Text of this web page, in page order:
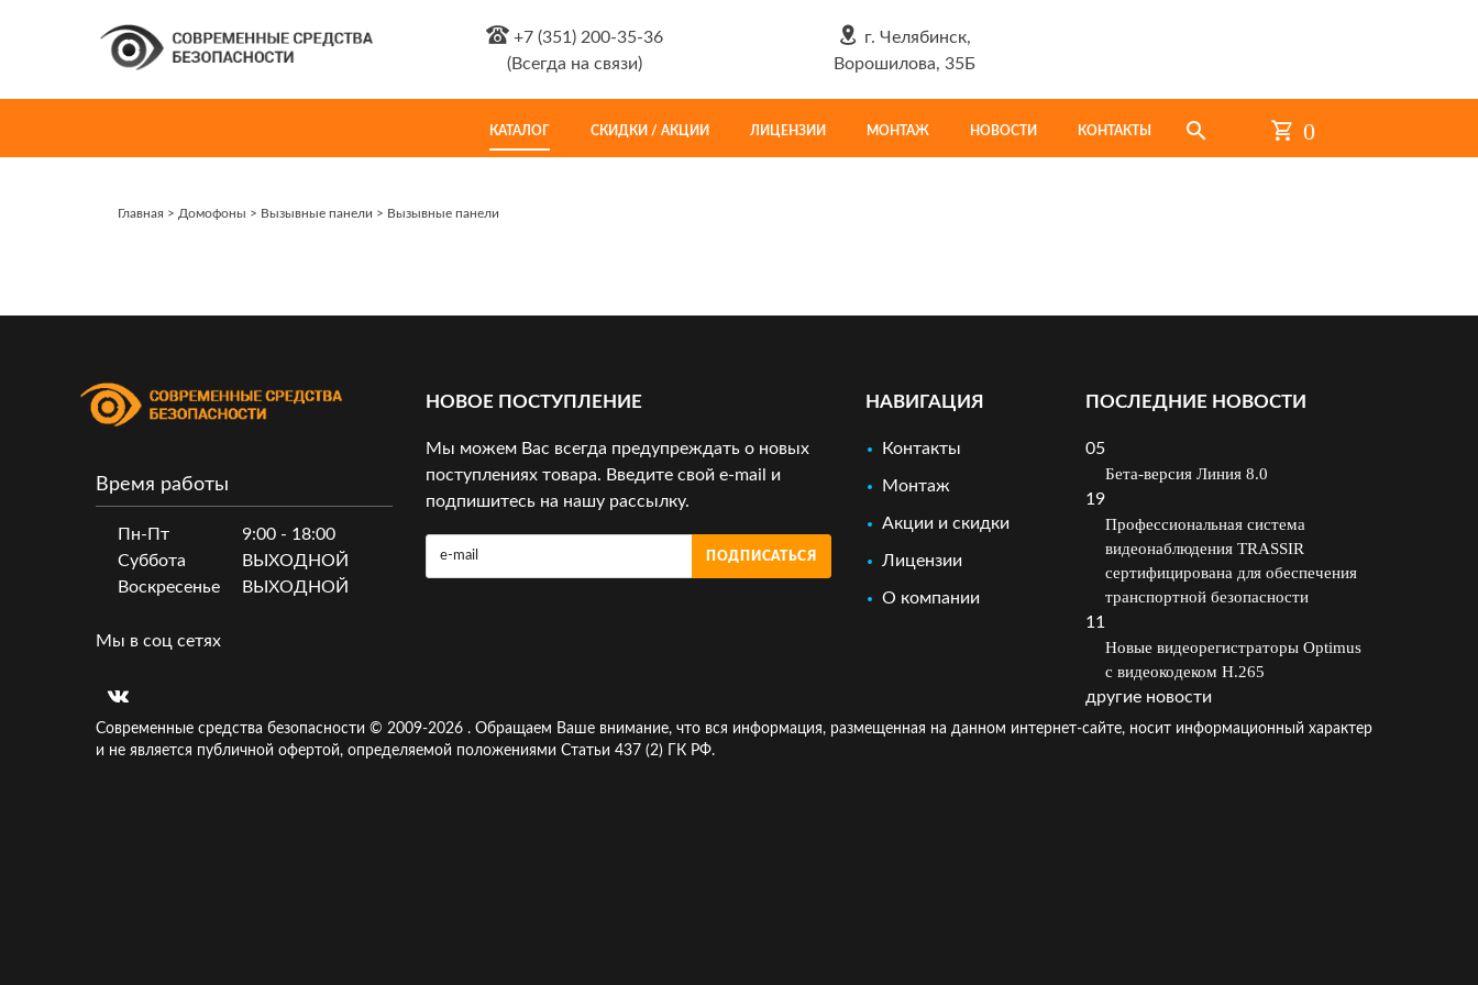
+7 (351) 200-35-36
(Всегда на связи)
г. Челябинск,
Ворошилова, 35Б
КАТАЛОГ СКИДКИ / АКЦИИ ЛИЦЕНЗИИ МОНТАЖ НОВОСТИ КОНТАКТЫ 0
Главная > Домофоны > Вызывные панели > Вызывные панели
ПОСЛЕДНИЕ НОВОСТИ
05
Бета-версия Линия 8.0
19
Профессиональная система
видеонаблюдения TRASSIR
сертифицирована для обеспечения
транспортной безопасности
11
Новые видеорегистраторы Optimus
с видеокодеком H.265
другие новости
НАВИГАЦИЯ
Контакты
Монтаж
Акции и скидки
Лицензии
О компании
НОВОЕ ПОСТУПЛЕНИЕ
Мы можем Вас всегда предупреждать о новых
поступлениях товара. Введите свой e-mail и
подпишитесь на нашу рассылку.
ПОДПИСАТЬСЯ
Время работы
Пн-Пт
9:00 - 18:00
Суббота
ВЫХОДНОЙ
Воскресенье
ВЫХОДНОЙ
Мы в соц сетях
Современные средства безопасности © 2009-2026 . Обращаем Ваше внимание, что вся информация, размещенная на данном интернет-сайте, носит информационный характер
и не является публичной офертой, определяемой положениями Статьи 437 (2) ГК РФ.